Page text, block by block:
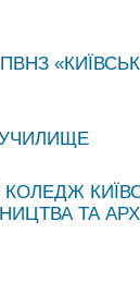
УЧИЛИЩЕ
КОЛЕДЖ
ТА